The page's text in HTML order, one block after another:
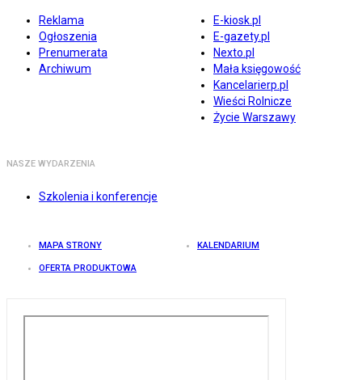
Reklama
Ogłoszenia
Prenumerata
Archiwum
E-kiosk.pl
E-gazety.pl
Nexto.pl
Mała księgowość
Kancelarierp.pl
Wieści Rolnicze
Życie Warszawy
NASZE WYDARZENIA
Szkolenia i konferencje
MAPA STRONY KALENDARIUM
OFERTA PRODUKTOWA